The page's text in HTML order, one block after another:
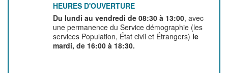
HEURES D'OUVERTURE
Du lundi au vendredi de 08:30 à 13:00, avec
une permanence du Service démographie (les
services Population, État civil et Étrangers) le
mardi, de 16:00 à 18:30.